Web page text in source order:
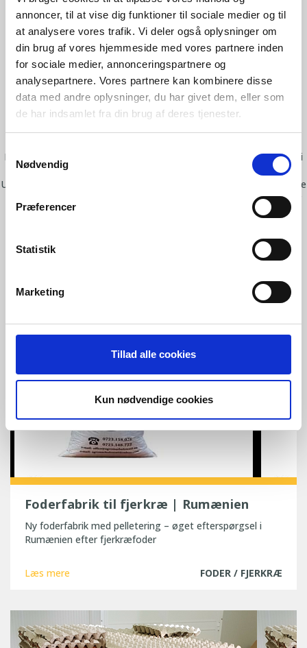
annoncer, til at vise dig funktioner til sociale medier og til
at analysere vores trafik. Vi deler også oplysninger om
din brug af vores hjemmeside med vores partnere inden
for sociale medier, annonceringspartnere og
analysepartnere. Vores partnere kan kombinere disse
data med andre oplysninger, du har givet dem, eller som
de har indsamlet fra din brug af deres tjenester.
Nødvendig
Præferencer
Statistik
Marketing
Tillad alle cookies
Kun nødvendige cookies
Forside>REFERENCER> Overgaard Gods
Her finder du et lille udpluk
af vore referencer
Se hvordan SKIOLD gør en forskel for vore
kunder rundt om i verden
I mere end 140 år har vi hjulpet kunder med at få succes. Her har vi
samlet et udpluk af vores installationer.
Udforsk kollektionen – stort eller småt, globalt og lokalt. Vi har flere
installationer over hele verden, så hvis du ikke finder det, du søger
efter, er du velkommen til at kontakte os.
Foderfabrik til fjerkræ | Rumænien
Ny foderfabrik med pelletering – øget efterspørgsel i
Rumænien efter fjerkræfoder
Læs mere FODER / FJERKRÆ